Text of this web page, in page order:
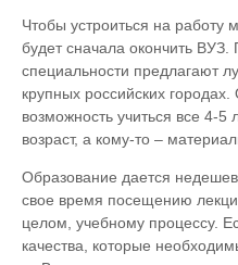
Чтобы устроиться на
будет сначала окончить
специальности предлагают
крупных российских городах.
возможность учиться все 4-5
возраст, а кому-то –
Образование дается
свое время посещению
целом, учебному процессу.
качества, которые